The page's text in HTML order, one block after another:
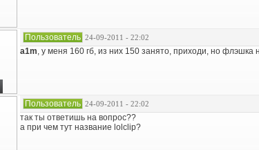
Пользователь 24-09-2011 - 22:02
a1m, у меня 160 гб, из них 150 занято, приходи, но флэшка
Пользователь 24-09-2011 - 22:02
так ты ответишь на вопрос??
а при чем тут название lolclip?